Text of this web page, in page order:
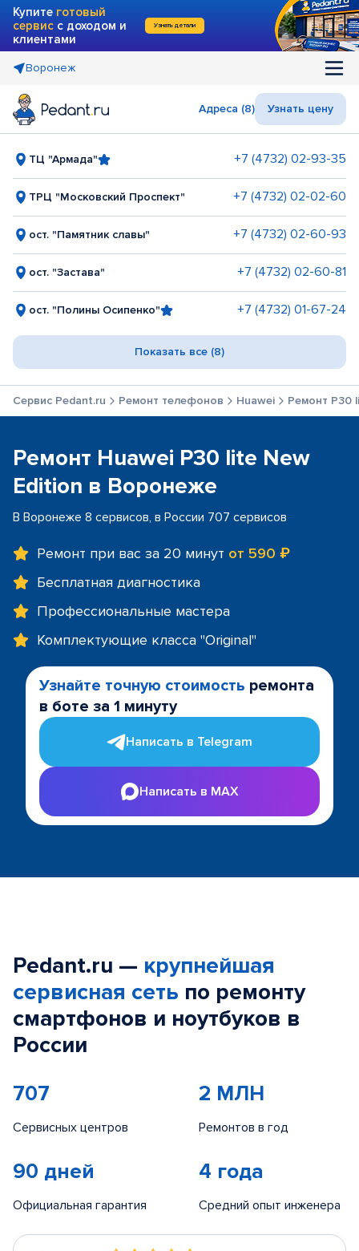
Купите готовый
сервис с доходом и
клиентами
Узнать детали
Воронеж
Адреса (8) Узнать цену
ТЦ "Армада" +7 (4732) 02-93-35
ТРЦ "Московский Проспект" +7 (4732) 02-02-60
ост. "Памятник славы" +7 (4732) 02-60-93
ост. "Застава" +7 (4732) 02-60-81
ост. "Полины Осипенко" +7 (4732) 01-67-24
Показать все (8)
Сервис Pedant.ru Ремонт телефонов Huawei Ремонт P30
Ремонт Huawei P30 lite New
Edition в Воронеже
В Воронеже 8 сервисов, в России 707 сервисов
Ремонт при вас за 20 минут от 590 ₽
Бесплатная диагностика
Профессиональные мастера
Комплектующие класса "Original"
Узнайте точную стоимость ремонта
в боте за 1 минуту
Написать в Telegram
Написать в MAX
Pedant.ru — крупнейшая
сервисная сеть по ремонту
смартфонов и ноутбуков в
России
707
Сервисных центров
2 МЛН
Ремонтов в год
90 дней
Официальная гарантия
4 года
Средний опыт инженера